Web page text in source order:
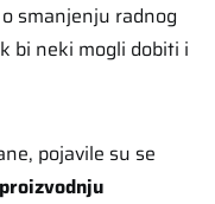
smanjenju radnog
bi neki mogli dobiti i
pojavile su se